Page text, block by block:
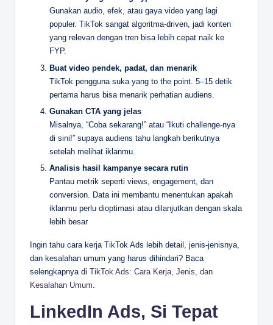
Gunakan audio, efek, atau gaya video yang lagi
populer. TikTok sangat algoritma-driven, jadi konten
yang relevan dengan tren bisa lebih cepat naik ke
FYP.
Buat video pendek, padat, dan menarik
TikTok pengguna suka yang to the point. 5–15 detik
pertama harus bisa menarik perhatian audiens.
Gunakan CTA yang jelas
Misalnya, “Coba sekarang!” atau “Ikuti challenge-nya
di sini!” supaya audiens tahu langkah berikutnya
setelah melihat iklanmu.
Analisis hasil kampanye secara rutin
Pantau metrik seperti views, engagement, dan
conversion. Data ini membantu menentukan apakah
iklanmu perlu dioptimasi atau dilanjutkan dengan skala
lebih besar
Ingin tahu cara kerja TikTok Ads lebih detail, jenis-jenisnya,
dan kesalahan umum yang harus dihindari? Baca
selengkapnya di TikTok Ads: Cara Kerja, Jenis, dan
Kesalahan Umum
LinkedIn Ads, Si Tepat